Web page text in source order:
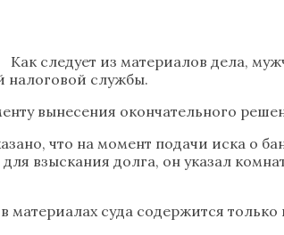
Как следует из материалов дела,
налоговой службы.
вынесения окончательного
что на момент подачи иска о
взыскания долга, он указал
материалах суда содержится